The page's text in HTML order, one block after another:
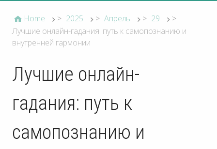
Home > 2025 > Апрель > 29
>
Лучшие онлайн-гадания: путь к самопознанию и
внутренней гармонии
Лучшие онлайн-
гадания: путь к
самопознанию и